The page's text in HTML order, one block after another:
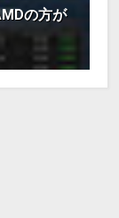
の方が